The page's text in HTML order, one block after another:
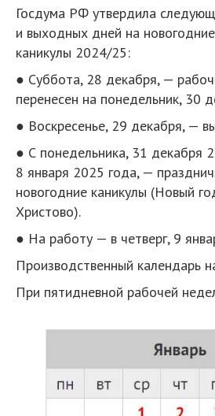
Госдума РФ утвердила
и выходных дней на
каникулы 2024/25:
● Суббота, 28 декабря, —
перенесен на понедельник, 30
● Воскресенье, 29 декабря, —
● С понедельника, 31 декабря
8 января 2025 года, —
новогодние каникулы (Новый
Христово).
● На работу — в четверг, 9
Производственный календарь
При пятидневной рабочей